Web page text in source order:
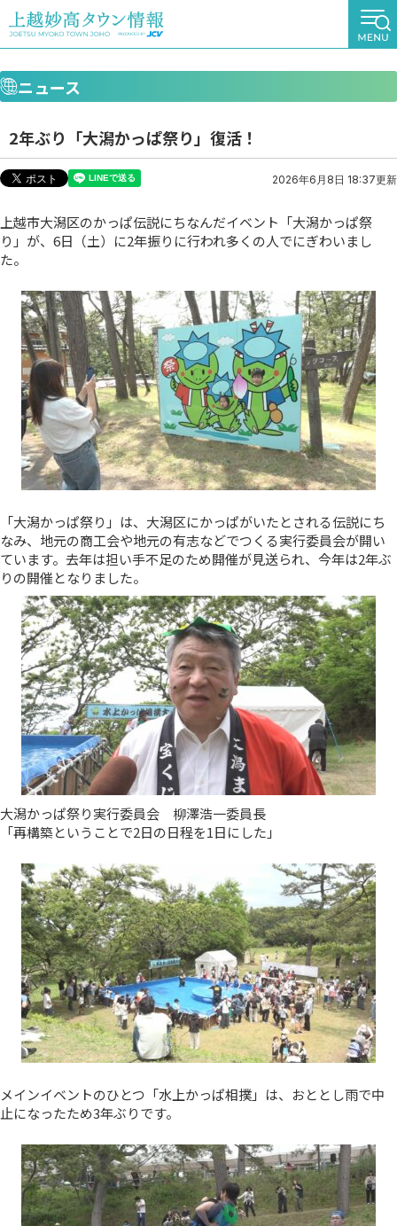
ニュース
2年ぶり「大潟かっぱ祭り」復活！
2026年6月8日 18:37更新
上越市大潟区のかっぱ伝説にちなんだイベント「大潟かっぱ祭
り」が、6日（土）に2年振りに行われ多くの人でにぎわいまし
た。
「大潟かっぱ祭り」は、大潟区にかっぱがいたとされる伝説にち
なみ、地元の商工会や地元の有志などでつくる実行委員会が開い
ています。去年は担い手不足のため開催が見送られ、今年は2年ぶ
りの開催となりました。
大潟かっぱ祭り実行委員会 柳澤浩一委員長
「再構築ということで2日の日程を1日にした」
メインイベントのひとつ「水上かっぱ相撲」は、おととし雨で中
止になったため3年ぶりです。